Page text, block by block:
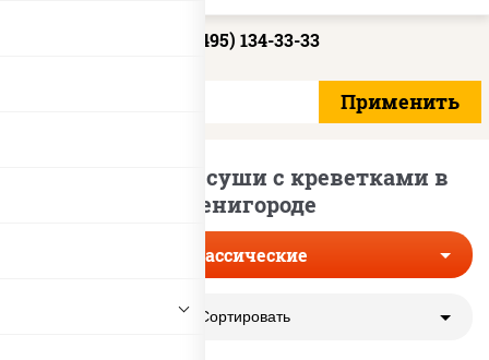
+7 (495) 134-33-33
Классические суши с креветками в
Звенигороде
Классические
Сортировать